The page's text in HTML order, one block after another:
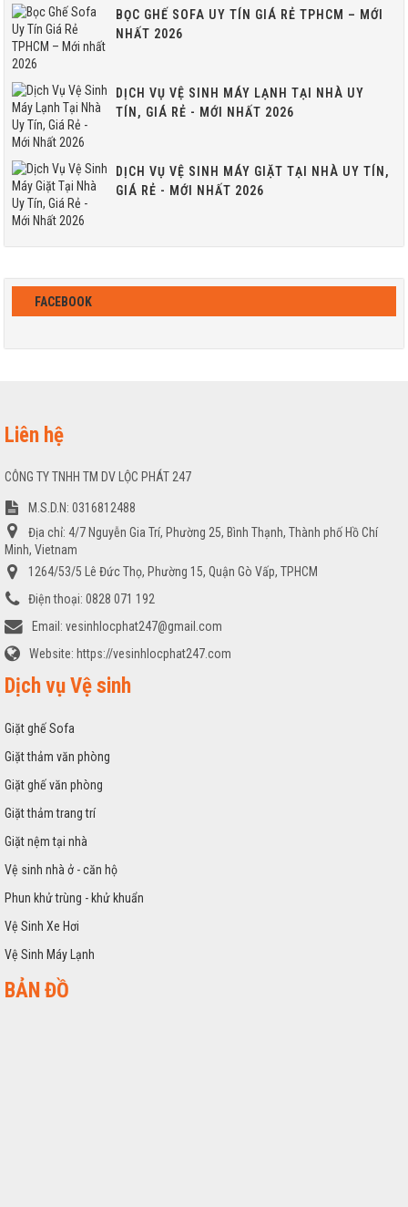
BỌC GHẾ SOFA UY TÍN GIÁ RẺ TPHCM – MỚI
NHẤT 2026
DỊCH VỤ VỆ SINH MÁY LẠNH TẠI NHÀ UY
TÍN, GIÁ RẺ - MỚI NHẤT 2026
DỊCH VỤ VỆ SINH MÁY GIẶT TẠI NHÀ UY TÍN,
GIÁ RẺ - MỚI NHẤT 2026
FACEBOOK
Liên hệ
CÔNG TY TNHH TM DV LỘC PHÁT 247
M.S.D.N: 0316812488
Địa chỉ: 4/7 Nguyễn Gia Trí, Phường 25, Bình Thạnh, Thành phố Hồ Chí
Minh, Vietnam
1264/53/5 Lê Đức Thọ, Phường 15, Quận Gò Vấp, TPHCM
Điện thoại: 0828 071 192
Email: vesinhlocphat247@gmail.com
Website: https://vesinhlocphat247.com
Dịch vụ Vệ sinh
Giặt ghế Sofa
Giặt thảm văn phòng
Giặt ghế văn phòng
Giặt thảm trang trí
Giặt nệm tại nhà
Vệ sinh nhà ở - căn hộ
Phun khử trùng - khử khuẩn
Vệ Sinh Xe Hơi
Vệ Sinh Máy Lạnh
BẢN ĐỒ